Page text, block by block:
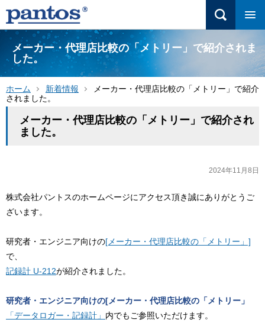
メーカー・代理店比較の「メトリー」で紹介されま
した。
ホーム 新着情報
メーカー・代理店比較の「メトリー」で紹介
されました。
メーカー・代理店比較の「メトリー」で紹介され
ました。
2024年11月8日
株式会社パントスのホームページにアクセス頂き誠にありがとうご
ざいます。
研究者・エンジニア向けの[メーカー・代理店比較の「メトリー」]
で、
記録計 U-212が紹介されました。
研究者・エンジニア向けの[メーカー・代理店比較の「メトリー」
「データロガー・記録計」 内でもご参照いただけます。